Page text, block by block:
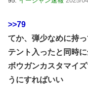
>>79
てか、弾少なめに持
テント入ったと同時
ボウガンカスタマイ
うにすればいい